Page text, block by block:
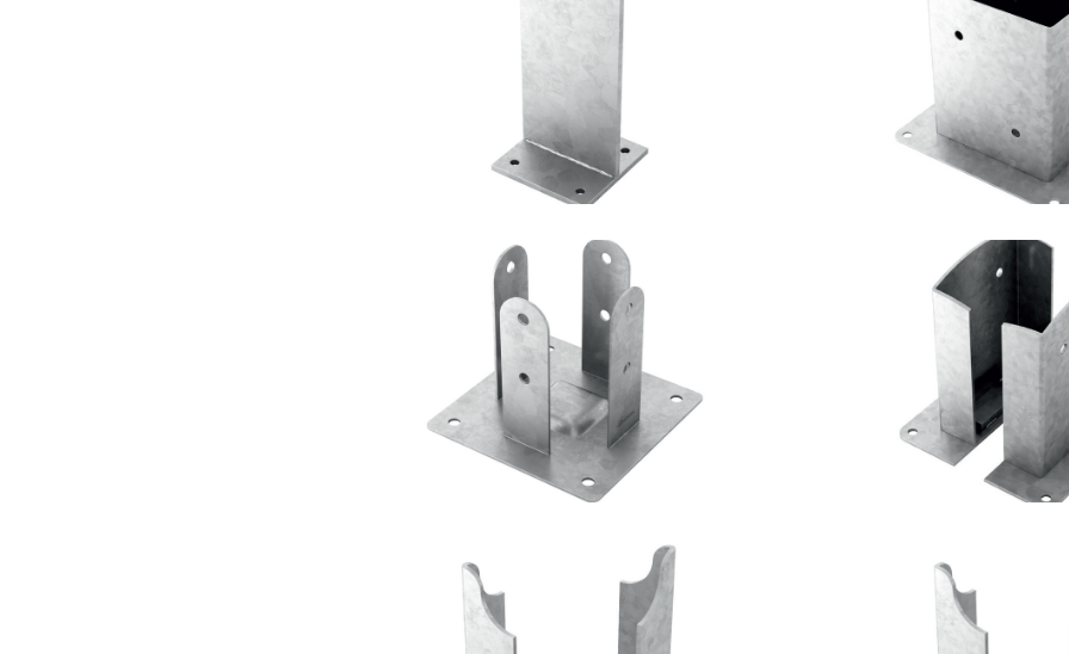
Portapilastro
Portapilastro TYP F51
ROTHOBLAAS
Portapilastro
Portapilastro TYP FD50 Portapilastro